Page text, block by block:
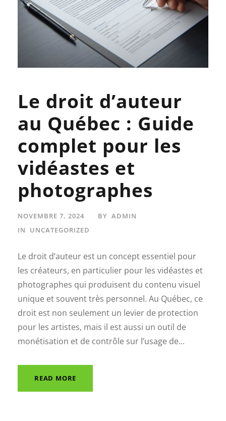
Le droit d’auteur
au Québec : Guide
complet pour les
vidéastes et
photographes
NOVEMBRE 7, 2024 BY ADMIN
IN
UNCATEGORIZED
Le droit d’auteur est un concept essentiel pour
les créateurs, en particulier pour les vidéastes et
photographes qui produisent du contenu visuel
unique et souvent très personnel. Au Québec, ce
droit est non seulement un levier de protection
pour les artistes, mais il est aussi un outil de
monétisation et de contrôle sur l’usage de...
READ MORE